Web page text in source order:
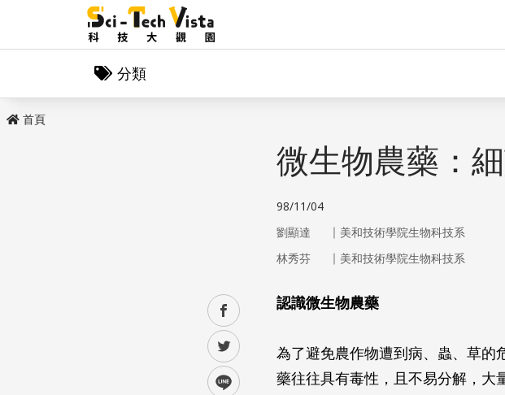
分類
首頁
facebook
twitter
line
微生物農藥：
98/11/04
劉顯達 ｜ 美和技術學院生物科技系
林秀芬
｜ 美和技術學院生物科技系
認識微生物農藥
為了避免農作物遭到病、蟲、草的
藥往往具有毒性，且不易分解，大